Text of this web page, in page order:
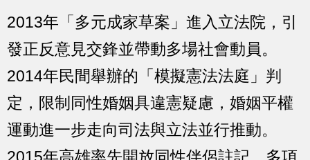
2013年「多元成家草案」進入立法院，引
發正反意見交鋒並帶動多場社會動員。
2014年民間舉辦的「模擬憲法法庭」判
定，限制同性婚姻具違憲疑慮，婚姻平權
運動進一步走向司法與立法並行推動。
2015年高雄率先開放同性伴侶註記，多項